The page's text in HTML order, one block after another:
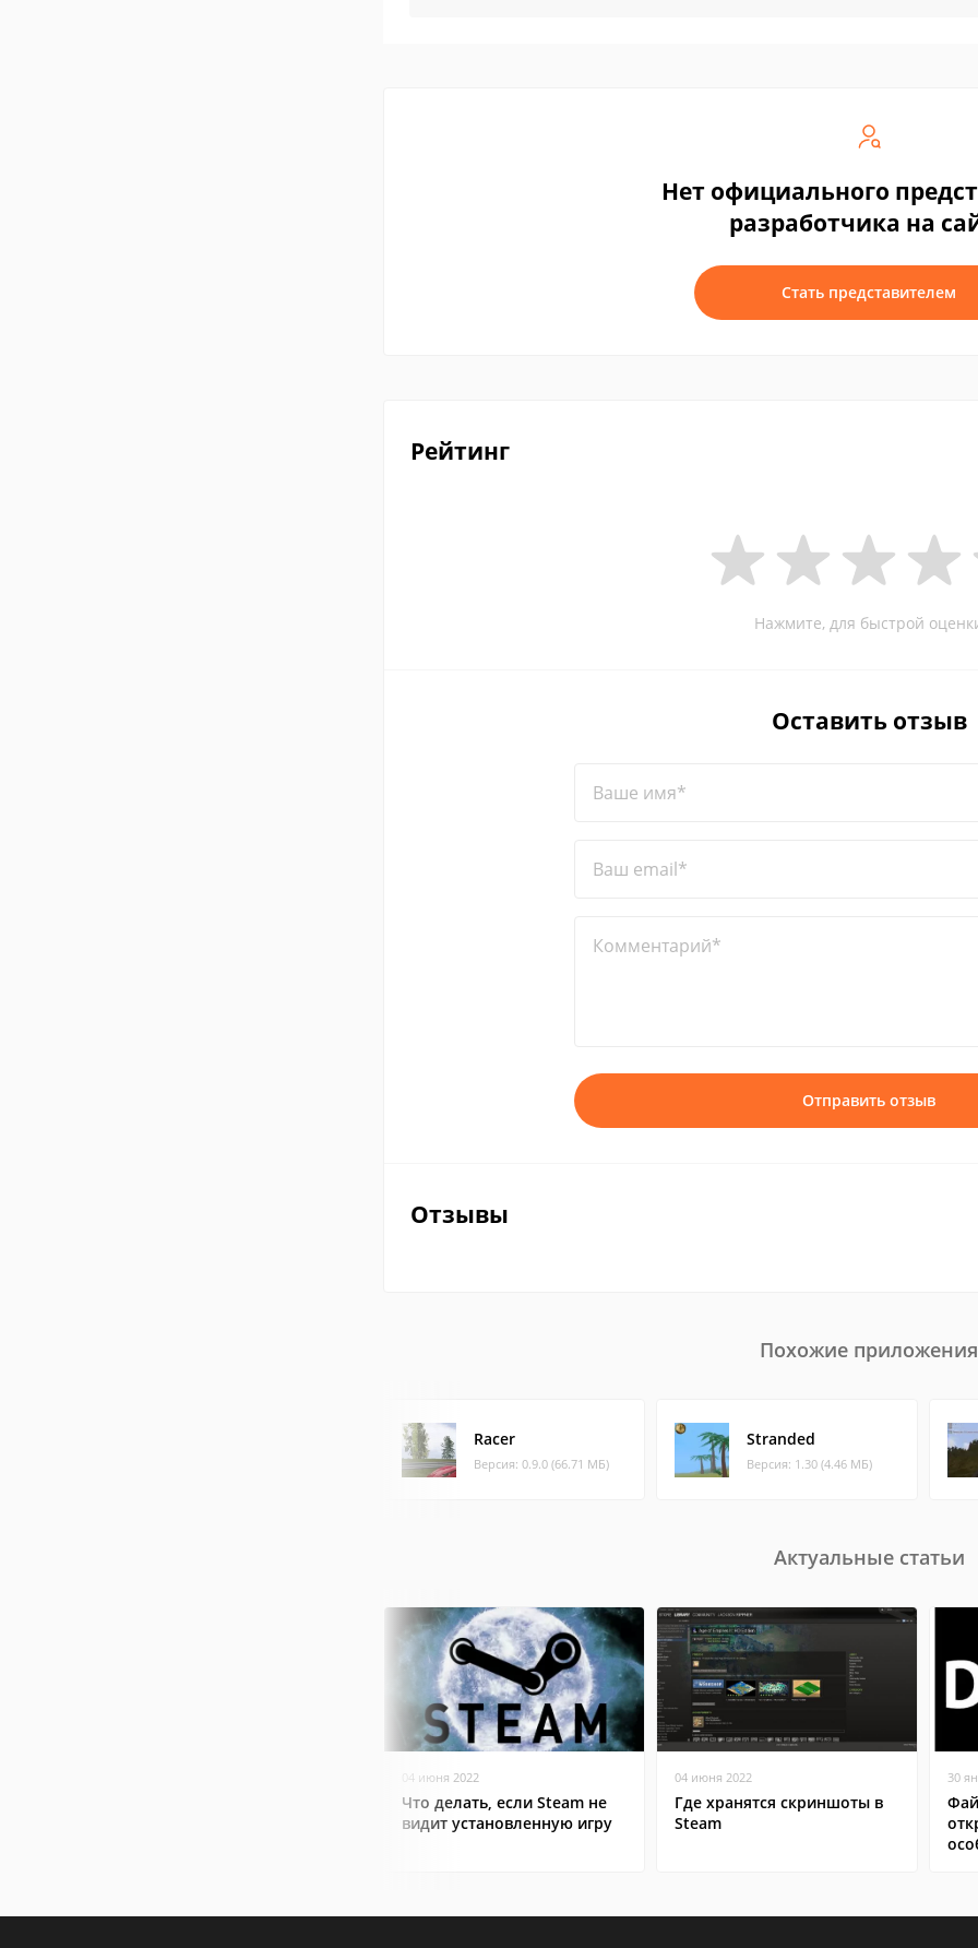
Нет официального
разработчика на
Стать представителем
Рейтинг
Нажмите, для быстрой
Оставить отзыв
Ваше имя*
Ваш email*
Комментарий*
Отправить отзыв
Отзывы
Похожие приложения
Racer
Версия: 0.9.0 (66.71 МБ)
Stranded
Версия: 1.30 (4.46 МБ)
Актуальные статьи
04 июня 2022
Что делать, если Steam не
видит установленную игру
04 июня 2022
Где хранятся скриншоты в
Steam
30